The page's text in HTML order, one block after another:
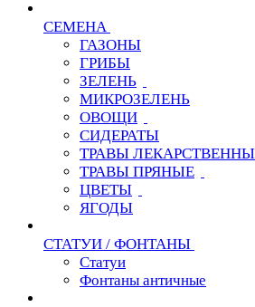
СЕМЕНА
ГАЗОНЫ
ГРИБЫ
ЗЕЛЕНЬ
МИКРОЗЕЛЕНЬ
ОВОЩИ
СИДЕРАТЫ
ТРАВЫ
ТРАВЫ ПРЯНЫЕ
ЦВЕТЫ
ЯГОДЫ
СТАТУИ / ФОНТАНЫ
Статуи
Фонтаны античные